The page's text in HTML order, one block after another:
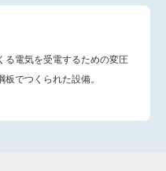
る電気を受電するための変圧
でつくられた設備。